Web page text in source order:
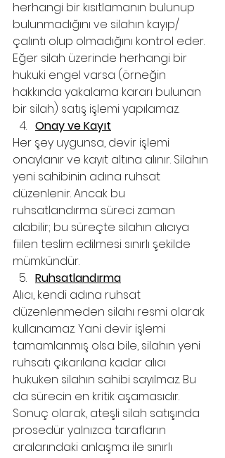
herhangi bir kısıtlamanın bulunup
bulunmadığını ve silahın kayıp/
çalıntı olup olmadığını kontrol eder.
Eğer silah üzerinde herhangi bir
hukuki engel varsa (örneğin
hakkında yakalama kararı bulunan
bir silah) satış işlemi yapılamaz.
Onay ve Kayıt
Her şey uygunsa, devir işlemi
onaylanır ve kayıt altına alınır. Silahın
yeni sahibinin adına ruhsat
düzenlenir. Ancak bu
ruhsatlandırma süreci zaman
alabilir; bu süreçte silahın alıcıya
fiilen teslim edilmesi sınırlı şekilde
mümkündür.
Ruhsatlandırma
Alıcı, kendi adına ruhsat
düzenlenmeden silahı resmi olarak
kullanamaz. Yani devir işlemi
tamamlanmış olsa bile, silahın yeni
ruhsatı çıkarılana kadar alıcı
hukuken silahın sahibi sayılmaz. Bu
da sürecin en kritik aşamasıdır.
Sonuç olarak, ateşli silah satışında
prosedür yalnızca tarafların
aralarındaki anlaşma ile sınırlı